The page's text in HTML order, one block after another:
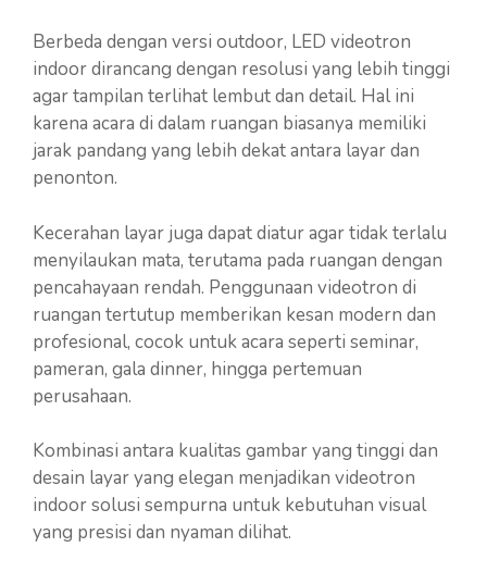
Berbeda dengan versi outdoor, LED videotron
indoor dirancang dengan resolusi yang lebih tinggi
agar tampilan terlihat lembut dan detail. Hal ini
karena acara di dalam ruangan biasanya memiliki
jarak pandang yang lebih dekat antara layar dan
penonton.
Kecerahan layar juga dapat diatur agar tidak terlalu
menyilaukan mata, terutama pada ruangan dengan
pencahayaan rendah. Penggunaan videotron di
ruangan tertutup memberikan kesan modern dan
profesional, cocok untuk acara seperti seminar,
pameran, gala dinner, hingga pertemuan
perusahaan.
Kombinasi antara kualitas gambar yang tinggi dan
desain layar yang elegan menjadikan videotron
indoor solusi sempurna untuk kebutuhan visual
yang presisi dan nyaman dilihat.